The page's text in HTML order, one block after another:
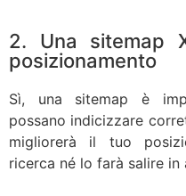
2. Una sitemap
posizionamento
Sì, una sitemap è
possano indicizzare
migliorerà il tuo
ricerca né lo farà salire in